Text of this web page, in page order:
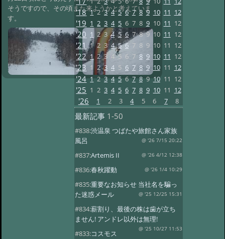
そうですので、その頃また来ようかと考えていま
す。
'18 1 2 3 4 5 6 7 8 9 10 11 12
'19 1 2 3 4 5 6 7 8 9 10 11 12
'20 1 2 3 4 5 6 7 8 9 10 11 12
'21 1 2 3 4 5 6 7 8 9 10 11 12
'22 1 2 3 4 5 6 7 8 9 10 11 12
'23 1 2 3 4 5 6 7 8 9 10 11 12
'24 1 2 3 4 5 6 7 8 9 10 11 12
'25 1 2 3 4 5 6 7 8 9 10 11 12
'26 1 2 3 4 5 6 7 8
最新記事 1-50
#838:渋温泉 つばたや旅館さん家族
風呂
@ '26 7/15 20:22
#837:Artemis II @ '26 4/12 12:38
#836:春秋躍動 @ '26 1/4 10:29
#835:重要なお知らせ 当社名を騙っ
た迷惑メール
@ '25 12/25 15:31
#834:薪割り、最後の株は歯が立ち
ません! アンドレ以外は無理!
@ '25 10/27 11:53
#833:コスモス